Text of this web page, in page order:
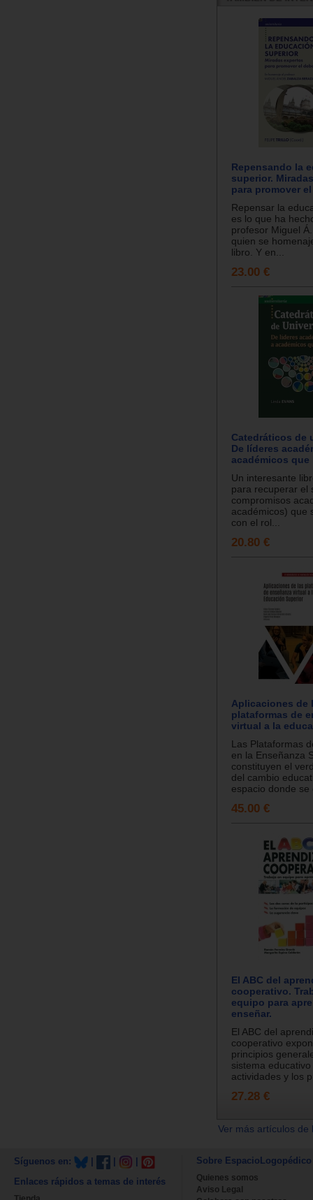
Repensando la
superior.
para promover
Repensar la
es lo que ha
profesor Miguel
quien se
libro. Y en...
23.00 €
Catedráticos de
De líderes
académicos que
Un interesante
para recuperar el
compromisos
académicos) que
con el rol...
20.80 €
Aplicaciones de
plataformas de
virtual a la
Las Plataformas
en la Enseñanza
constituyen el
del cambio
espacio donde se
45.00 €
El ABC del
cooperativo.
equipo para
enseñar.
El ABC del
cooperativo
principios
sistema
actividades y los
27.28 €
Ver más artículos
Síguenos en:
Enlaces rápidos a temas de interés
Sobre EspacioLogopédico
Quienes somos
Aviso Legal